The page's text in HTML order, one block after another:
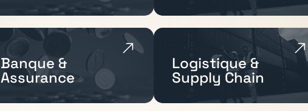
Banque &
Assurance
Logistique &
Supply Chain